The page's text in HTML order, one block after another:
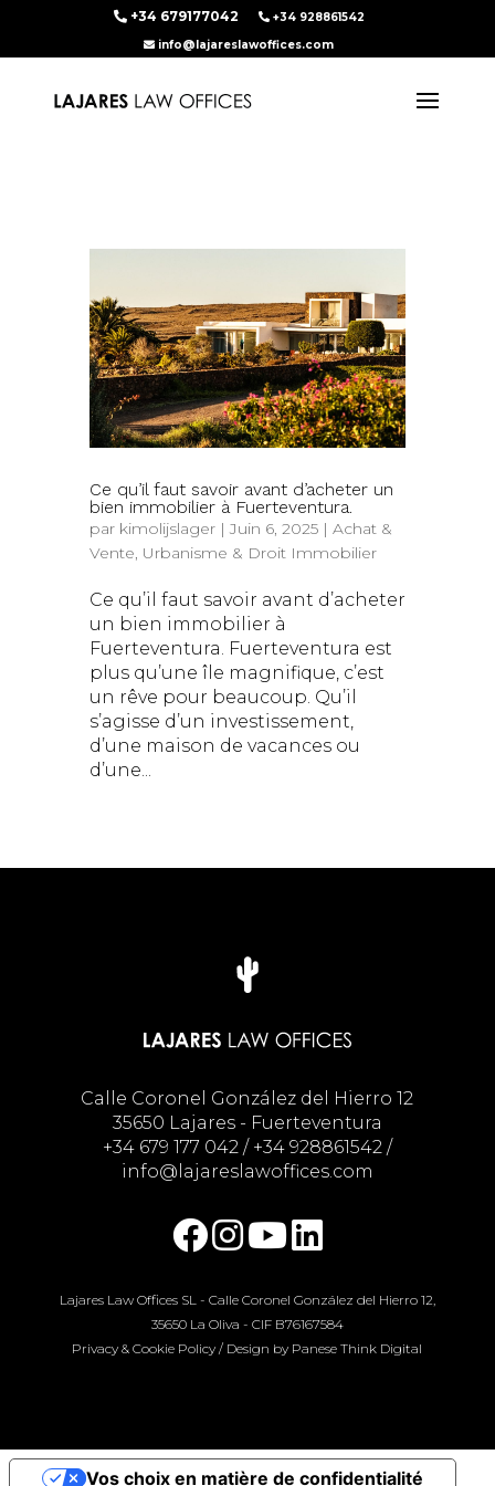
+34 679177042
+34 928861542
info@lajareslawoffices.com
Ce qu’il faut savoir avant d’acheter un
bien immobilier à Fuerteventura.
par kimolijslager|Juin 6, 2025| Achat &
Vente Urbanisme & Droit Immobilier
Ce qu’il faut savoir avant d’acheter
un bien immobilier à
Fuerteventura. Fuerteventura est
plus qu’une île magnifique, c’est
un rêve pour beaucoup. Qu’il
s’agisse d’un investissement,
d’une maison de vacances ou
d’une...
Calle Coronel González del Hierro 12
35650 Lajares - Fuerteventura
+34 679 177 042/ +34 928861542/
info@lajareslawoffices.com
Lajares Law Offices SL - Calle Coronel González del Hierro 12,
35650 La Oliva - CIF B76167584
Privacy & Cookie Policy / Design by Panese Think Digital
Vos choix en matière de confidentialité